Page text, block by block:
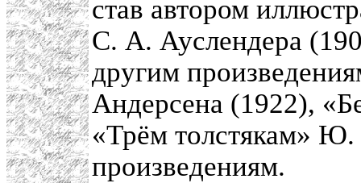
став автором
С. А. Ауслендера
другим
Андерсена (1922),
«Трём толстякам»
произведениям.